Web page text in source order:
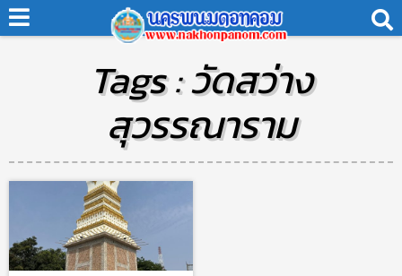
Tags : วัดสว่าง
สุวรรณาราม